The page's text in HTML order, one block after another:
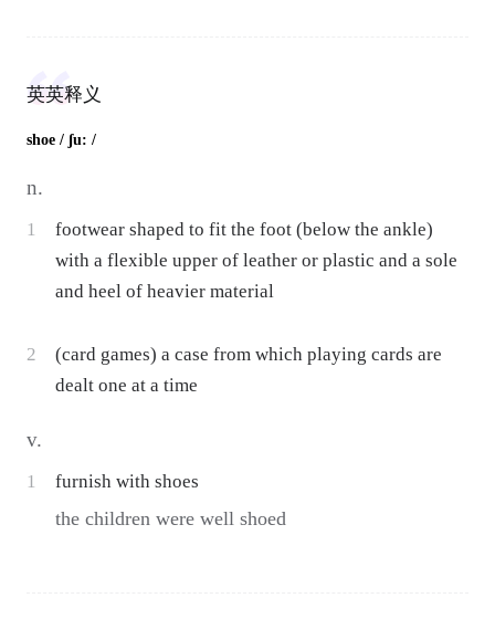
英英释义
shoe / ʃu: /
n.
1
footwear shaped to fit the foot (below the ankle)
with a flexible upper of leather or plastic and a sole
and heel of heavier material
2
(card games) a case from which playing cards are
dealt one at a time
v.
1 furnish with shoes
the children were well shoed